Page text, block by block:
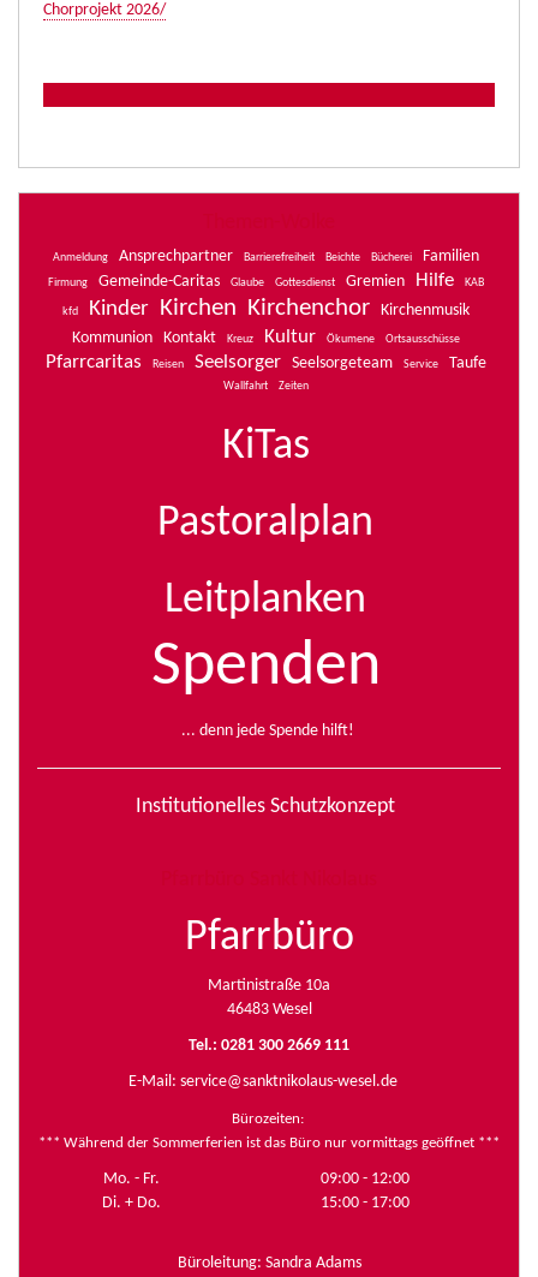
Chorprojekt 2026/
Anmeldung Ansprechpartner Barrierefreiheit Beichte Bücherei Familien
Firmung Gemeinde-Caritas Glaube Gottesdienst Gremien Hilfe KAB
kfd Kinder Kirchen Kirchenchor
Kirchenmusik
Kommunion
Kontakt Kreuz Kultur Ökumene Ortsausschüsse
Pfarrcaritas Reisen Seelsorger Seelsorgeteam Service Taufe
Wallfahrt Zeiten
KiTas
Pastoralplan
Leitplanken
Spenden
... denn jede Spende hilft!
Institutionelles Schutzkonzept
Pfarrbüro
Martinistraße 10a
46483 Wesel
Tel.: 0281 300 2669 111
E-Mail: service@sanktnikolaus-wesel.de
Bürozeiten:
*** Während der Sommerferien ist das Büro nur vormittags geöffnet ***
Mo. - Fr.
09:00 - 12:00
Di. + Do.
15:00 - 17:00
Büroleitung: Sandra Adams